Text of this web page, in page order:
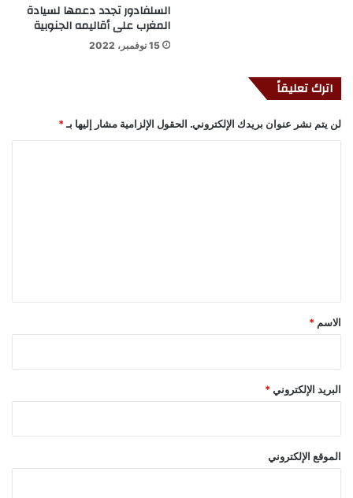
السلفادور تجدد دعمها لسيادة
المغرب على أقاليمه الجنوبية
15 نوفمبر، 2022
اترك تعليقاً
لن يتم نشر عنوان بريدك الإلكتروني. الحقول الإلزامية مشار إليها بـ*
*
الاسم *
البريد الإلكتروني *
الموقع الإلكتروني